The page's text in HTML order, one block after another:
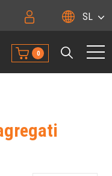
SL
0